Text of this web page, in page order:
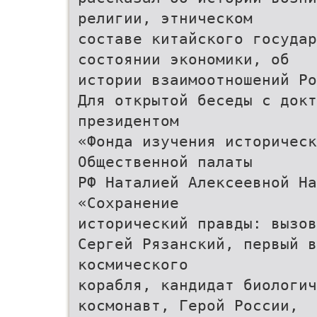
религии, этническом
составе китайского
состоянии экономики, об
истории взаимоотношений
Для открытой беседы с
президентом
«Фонда изучения
Общественной палаты
РФ Наталией Алексеевной
«Сохранение
исторический правды:
Сергей Рязанский, первый
космического
корабля, кандидат
космонавт, Герой России,